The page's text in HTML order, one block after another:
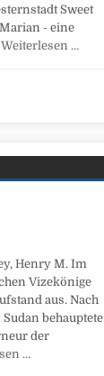
Sweet
- eine
Weiterlesen …
Henry M. Im
Vizekönige
aus. Nach
behauptete
der
…